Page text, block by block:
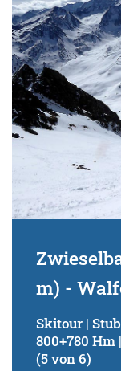
m) -
Skitour |
800+780
(5 von 6)